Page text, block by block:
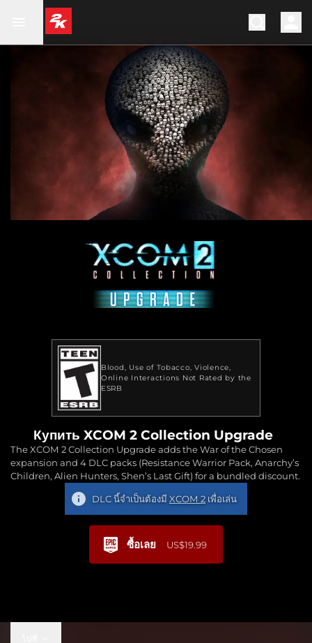
Blood Use of Tobacco Violence
Online Interactions Not Rated by the
ESRB
Купить XCOM 2 Collection Upgrade
The XCOM 2 Collection Upgrade adds the War of the Chosen
expansion and 4 DLC packs (Resistance Warrior Pack, Anarchy’s
Children, Alien Hunters, Shen’s Last Gift) for a bundled discount.
DLC นี้จำเป็นต้องมี XCOM 2เพื่อเล่น
ซื้อเลย US$19.99